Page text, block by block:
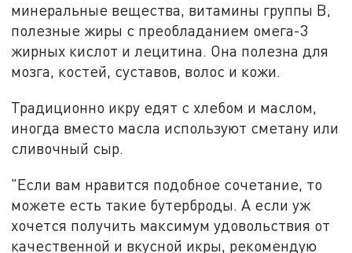
минеральные вещества, витамины группы В,
полезные жиры с преобладанием омега-3
жирных кислот и лецитина. Она полезна для
мозга, костей, суставов, волос и кожи.
Традиционно икру едят с хлебом и маслом,
иногда вместо масла используют сметану или
сливочный сыр.
"Если вам нравится подобное сочетание, то
можете есть такие бутерброды. А если уж
хочется получить максимум удовольствия от
качественной и вкусной икры, рекомендую